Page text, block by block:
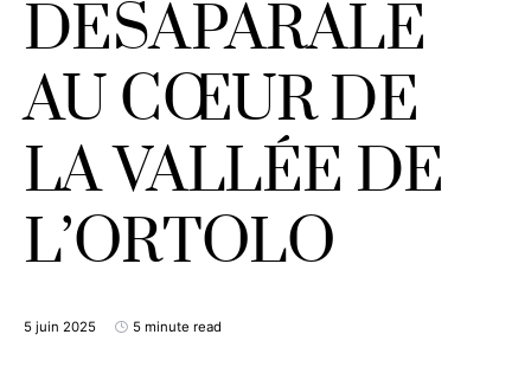
DESAPARALE
AU CŒUR DE
LA VALLÉE DE
L’ORTOLO
5 juin 2025 5 minute read